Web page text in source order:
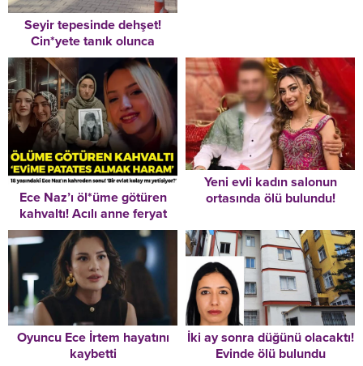
Seyir tepesinde dehşet!
Cin*yete tanık olunca
katl*dildiler!
Ece Naz’ı öl*üme götüren
kahvaltı! Acılı anne feryat
etti: ‘Evime patates almak
haram’
Yeni evli kadın salonun
ortasında ölü bulundu!
Oyuncu Ece İrtem hayatını
kaybetti
İki ay sonra düğünü olacaktı!
Evinde ölü bulundu